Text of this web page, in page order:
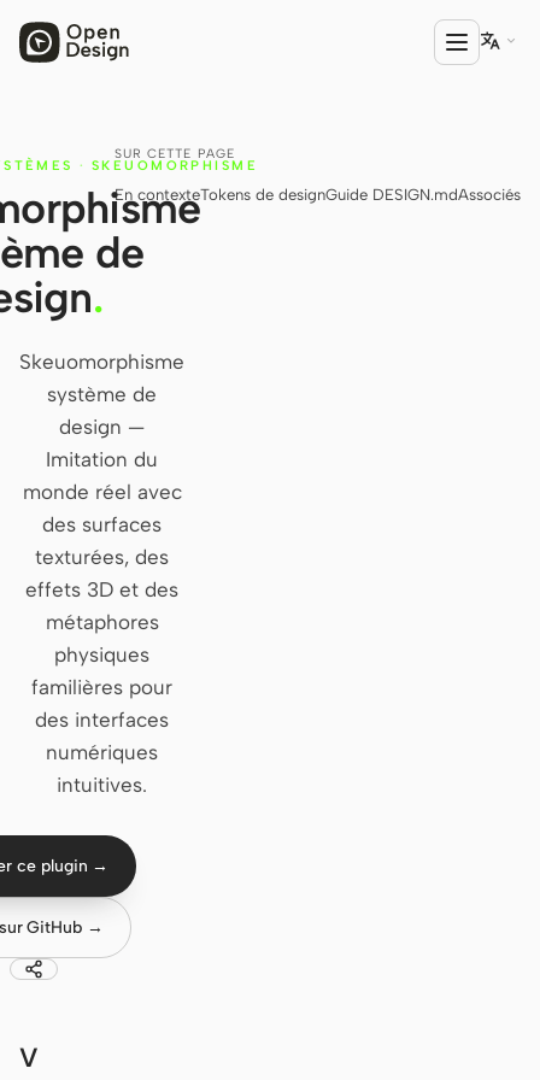
PRODUIT
Open Design
HTML Anything
HTML Video
Codex Slides
Open Design Plugin
AGENT
Codex
Cursor Agent
Claude Code
OpenCode
Gemini CLI
Qwen Code
Grok Build
Kimi CLI
DeepSeek TUI

SUR CETTE PAGE
En contexteTokens de designGuide DESIGN.mdAssociés
· SKEUOMORPHISME
de
.
Skeuomorphisme
système de
design —
Imitation du
monde réel avec
des surfaces
texturées, des
effets 3D et des
métaphores
physiques
familières pour
des interfaces
numériques
intuitives.
ce plugin →
GitHub →
V